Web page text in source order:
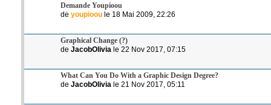
Demande Youpioou
de youpiooule 18 Mai 2009, 22:26
Graphical Change (?)
de JacobOlivia le 22 Nov 2017, 07:15
What Can You Do With a Graphic Design Degree?
de JacobOlivia le 21 Nov 2017, 05:11